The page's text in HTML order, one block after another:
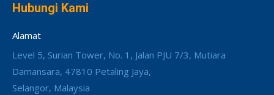
Hubungi Kami
Alamat
Level 5, Surian Tower, No. 1, Jalan PJU 7/3, Mutiara
Damansara, 47810 Petaling Jaya,
Selangor, Malaysia